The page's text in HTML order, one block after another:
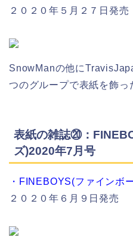
２０２０年５月２７日発売
SnowManの他に
つのグループで表紙を飾っ
表紙の雑誌⑳：
ズ)2020年7月号
・FINEBOYS(ファインボ
２０２０年６月９日発売